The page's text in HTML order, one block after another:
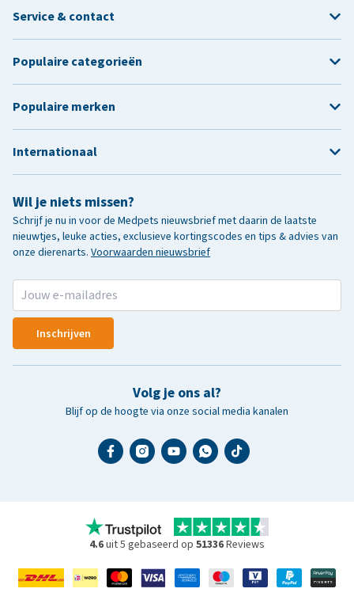
Wil je niets missen?
Schrijf je nu in voor de Medpets nieuwsbrief met daarin de laatste
nieuwtjes, leuke acties, exclusieve kortingscodes en tips & advies van
onze dierenarts. Voorwaarden nieuwsbrief
Inschrijven
Volg je ons al?
Blijf op de hoogte via onze social media kanalen
Service & contact
Populaire categorieën
Populaire merken
Internationaal
4.6uit 5 gebaseerd op 51336Reviews